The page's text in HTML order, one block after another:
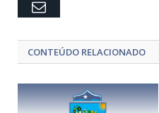
Email
CONTEÚDO RELACIONADO